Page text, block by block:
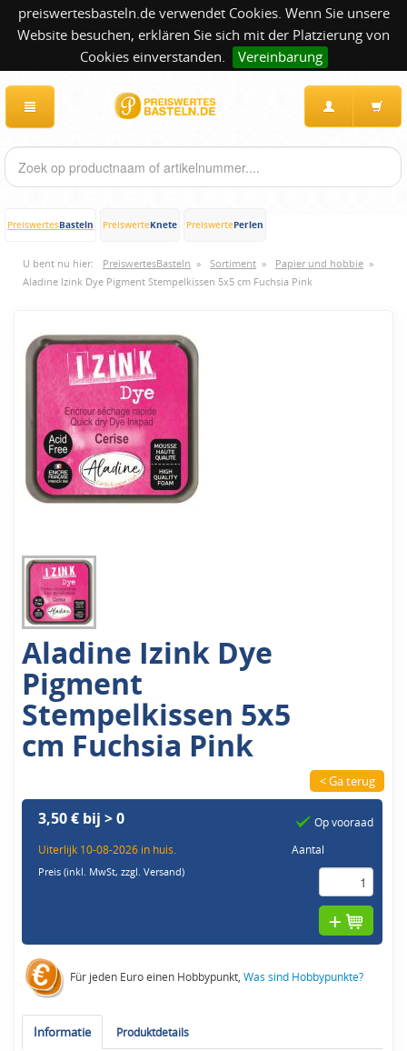
preiswertesbasteln.de verwendet Cookies. Wenn Sie unsere
Website besuchen, erklären Sie sich mit der Platzierung von
Cookies einverstanden.
Vereinbarung
PreiswertesBasteln PreiswerteKnete PreiswertePerlen
U bent nu hier: PreiswertesBasteln » Sortiment » Papier und hobbie »
Aladine Izink Dye Pigment Stempelkissen 5x5 cm Fuchsia Pink
Aladine Izink Dye
Pigment
Stempelkissen 5x5
cm Fuchsia Pink
< Ga terug
3,50 € bij > 0
Uiterlijk 10-08-2026 in huis.
Preis (inkl. MwSt,zzgl. Versand)
Op vooraad
Aantal
Für jeden Euro einen Hobbypunkt,Was sind Hobbypunkte?
Informatie Produktdetails